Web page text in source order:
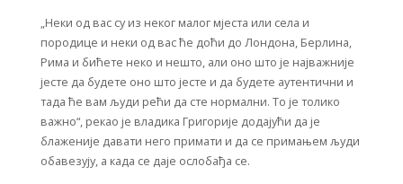
„Неки од вас су из неког малог мјеста или села и
породице и неки од вас ће доћи до Лондона, Берлина,
Рима и бићете неко и нешто, али оно што је најважније
јесте да будете оно што јесте и да будете аутентични и
тада ће вам људи рећи да сте нормални. То је толико
важно“, рекао је владика Григорије додајући да је
блаженије давати него примати и да се примањем људи
обавезују, а када се даје ослобађа се.